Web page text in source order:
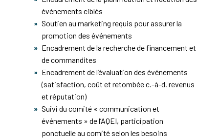
événements ciblés
Soutien au marketing requis pour assurer la
promotion des événements
Encadrement de la recherche de financement et
de commandites
Encadrement de l’évaluation des événements
(satisfaction, coût et retombée c.-à-d. revenus
et réputation)
Suivi du comité « communication et
événements » de l’AQEI, participation
ponctuelle au comité selon les besoins